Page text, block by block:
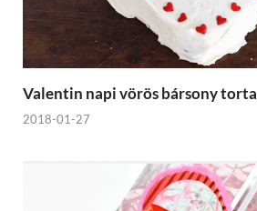
Valentin napi vörös bársony torta
2018-01-27